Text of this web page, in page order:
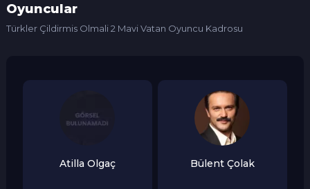
Oyuncular
Türkler Çildirmis Olmali 2 Mavi Vatan Oyuncu Kadrosu
Atilla Olgaç Bülent Çolak